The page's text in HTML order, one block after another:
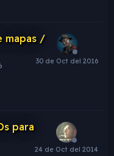
mapas /
para